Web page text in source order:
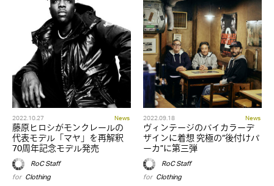
2022.10.27 News
藤原ヒロシがモンクレールの
代表モデル「マヤ」を再解釈
70周年記念モデル発売
RoC Staff
for Clothing
2022.09.18 News
ヴィンテージのバイカラーデ
ザインに着想 究極の“後付けパ
ーカ”に第三弾
RoC Staff
for Clothing